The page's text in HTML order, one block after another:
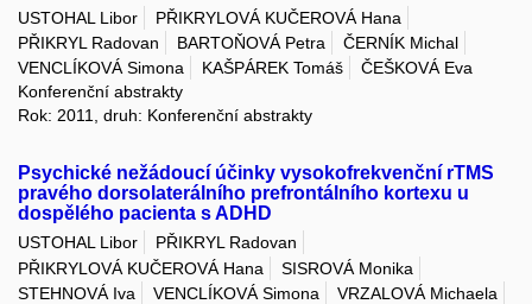
USTOHAL Libor
PŘIKRYLOVÁ KUČEROVÁ Hana
PŘIKRYL Radovan
BARTOŇOVÁ Petra
ČERNÍK Michal
VENCLÍKOVÁ Simona
KAŠPÁREK Tomáš
ČEŠKOVÁ Eva
Konferenční abstrakty
Rok: 2011, druh: Konferenční abstrakty
Psychické nežádoucí účinky vysokofrekvenční rTMS
pravého dorsolaterálního prefrontálního kortexu u
dospělého pacienta s ADHD
USTOHAL Libor
PŘIKRYL Radovan
PŘIKRYLOVÁ KUČEROVÁ Hana
SISROVÁ Monika
STEHNOVÁ Iva
VENCLÍKOVÁ Simona
VRZALOVÁ Michaela